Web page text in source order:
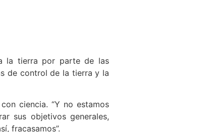
la tierra por parte de las
de control de la tierra y la
ciencia. “Y no estamos
sus objetivos generales,
fracasamos”.